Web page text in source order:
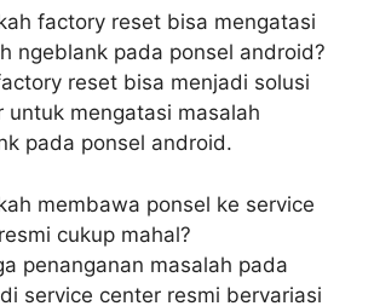
factory reset bisa mengatasi
ngeblank pada ponsel android?
reset bisa menjadi solusi
untuk mengatasi masalah
pada ponsel android.
membawa ponsel ke service
cukup mahal?
penanganan masalah pada
service center resmi bervariasi